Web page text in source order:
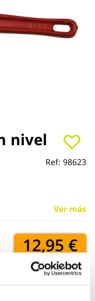
nivel
Ref: 98623
Ver más
12,95 €
al carrito